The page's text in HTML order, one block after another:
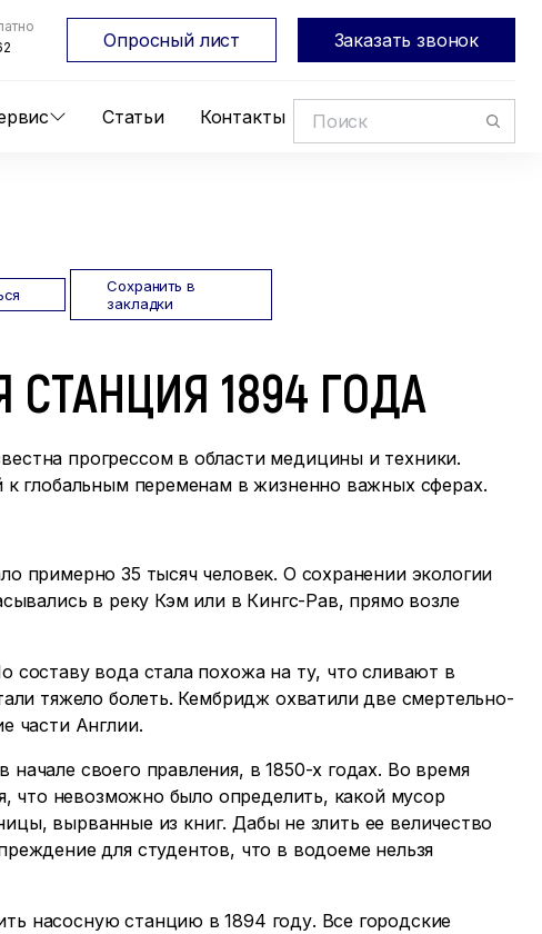
Статьи Контакты
Опросный лист Заказать звонок
Сохранить в
закладки
1894 ГОДА
прогрессом в области медицины и техники.
глобальным переменам в жизненно важных сферах.
примерно 35 тысяч человек. О сохранении экологии
в реку Кэм или в Кингс-Рав, прямо возле
вода стала похожа на ту, что сливают в
тяжело болеть. Кембридж охватили две смертельно-
части Англии.
своего правления, в 1850-х годах. Во время
что невозможно было определить, какой мусор
вырванные из книг. Дабы не злить ее величество
для студентов, что в водоеме нельзя
насосную станцию ​​в 1894 году. Все городские